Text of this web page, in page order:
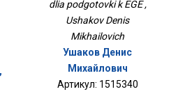
dlia podgotovki k EGE ,
Ushakov Denis
Mikhailovich
Ушаков Денис
Михайлович
Артикул: 1515340